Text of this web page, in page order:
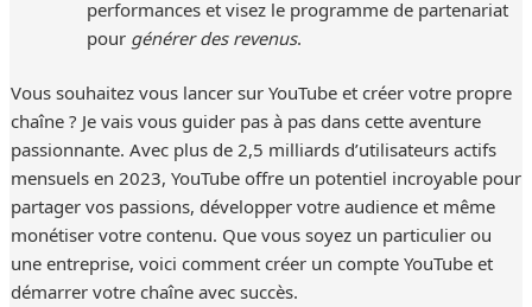
performances et visez le programme de partenariat
pourgénérer des revenus.
Vous souhaitez vous lancer sur YouTube et créer votre propre
chaîne ? Je vais vous guider pas à pas dans cette aventure
passionnante. Avec plus de 2,5 milliards d’utilisateurs actifs
mensuels en 2023, YouTube offre un potentiel incroyable pour
partager vos passions, développer votre audience et même
monétiser votre contenu. Que vous soyez un particulier ou
une entreprise, voici comment créer un compte YouTube et
démarrer votre chaîne avec succès.